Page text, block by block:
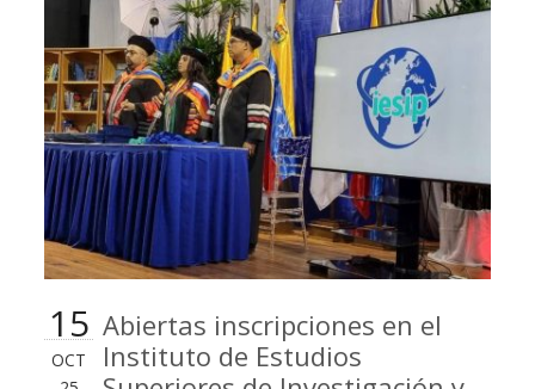
15
OCT
Abiertas inscripciones en el
Instituto de Estudios